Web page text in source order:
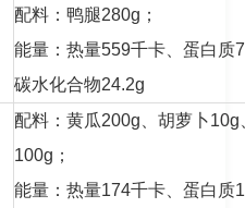
配料：鸭腿280g；
能量：热量559千卡、蛋白质
碳水化合物24.2g
配料：黄瓜200g、胡萝卜
100g；
能量：热量174千卡、蛋白质